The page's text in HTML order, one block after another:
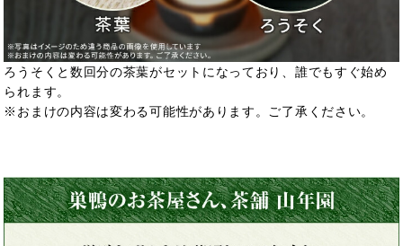
ろうそくと数回分の茶葉がセットになっており、誰でもすぐ始め
られます。
※おまけの内容は変わる可能性があります。ご了承ください。